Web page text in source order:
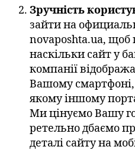
Зручність
зайти на
novaposhta.ua, щоб
наскільки сайт у
компанії
Вашому
якому іншому
Ми цінуємо Вашу
ретельно дбаємо
деталі сайту на